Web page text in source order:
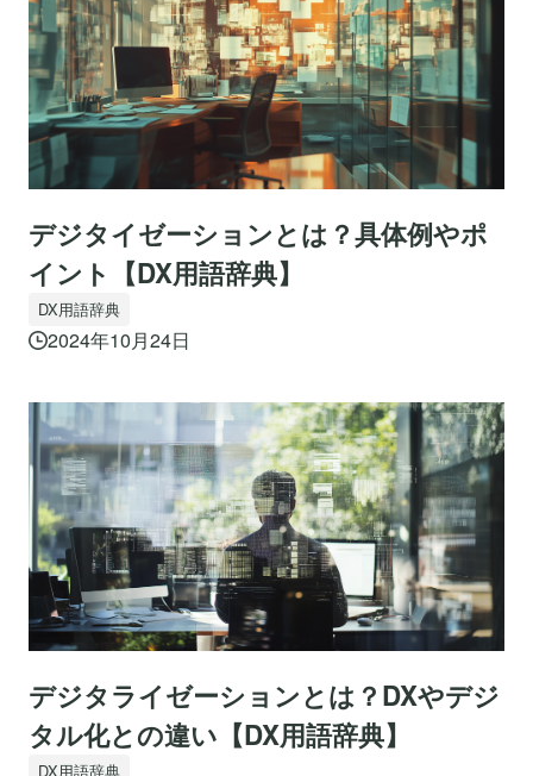
デジタイゼーションとは？具体例やポ
イント【DX用語辞典】
DX用語辞典
2024年10月24日
デジタライゼーションとは？DXやデジ
タル化との違い【DX用語辞典】
DX用語辞典